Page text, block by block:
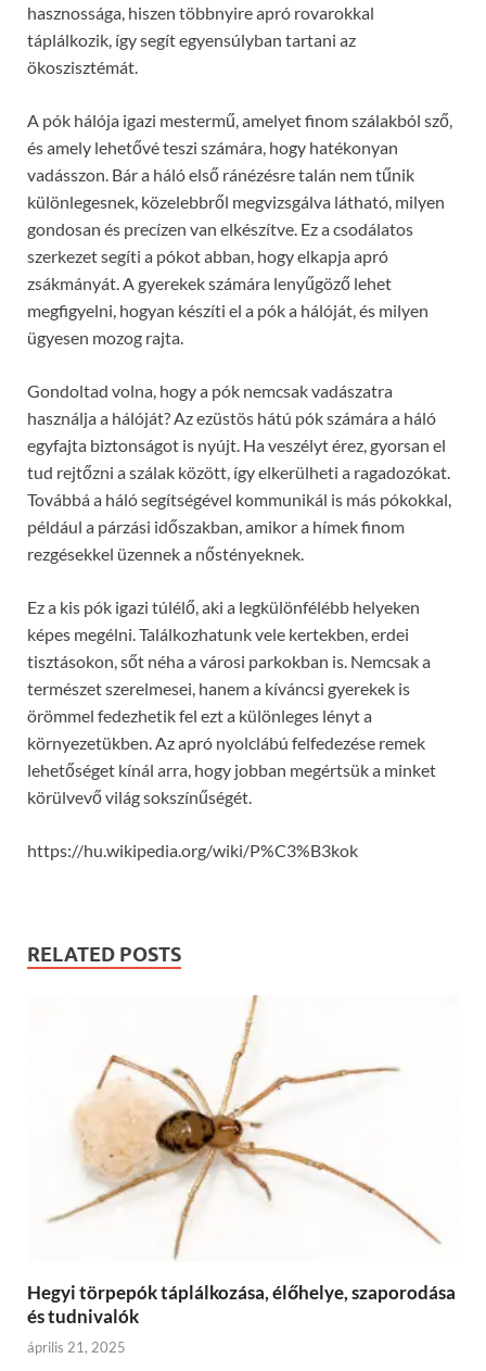
hasznossága, hiszen többnyire apró rovarokkal
táplálkozik, így segít egyensúlyban tartani az
ökoszisztémát.
A pók hálója igazi mestermű, amelyet finom szálakból sző,
és amely lehetővé teszi számára, hogy hatékonyan
vadásszon. Bár a háló első ránézésre talán nem tűnik
különlegesnek, közelebbről megvizsgálva látható, milyen
gondosan és precízen van elkészítve. Ez a csodálatos
szerkezet segíti a pókot abban, hogy elkapja apró
zsákmányát. A gyerekek számára lenyűgöző lehet
megfigyelni, hogyan készíti el a pók a hálóját, és milyen
ügyesen mozog rajta.
Gondoltad volna, hogy a pók nemcsak vadászatra
használja a hálóját? Az ezüstös hátú pók számára a háló
egyfajta biztonságot is nyújt. Ha veszélyt érez, gyorsan el
tud rejtőzni a szálak között, így elkerülheti a ragadozókat.
Továbbá a háló segítségével kommunikál is más pókokkal,
például a párzási időszakban, amikor a hímek finom
rezgésekkel üzennek a nőstényeknek.
Ez a kis pók igazi túlélő, aki a legkülönfélébb helyeken
képes megélni. Találkozhatunk vele kertekben, erdei
tisztásokon, sőt néha a városi parkokban is. Nemcsak a
természet szerelmesei, hanem a kíváncsi gyerekek is
örömmel fedezhetik fel ezt a különleges lényt a
környezetükben. Az apró nyolclábú felfedezése remek
lehetőséget kínál arra, hogy jobban megértsük a minket
körülvevő világ sokszínűségét.
https://hu.wikipedia.org/wiki/P%C3%B3kok
RELATED POSTS
Hegyi törpepók táplálkozása, élőhelye, szaporodása
és tudnivalók
április 21, 2025